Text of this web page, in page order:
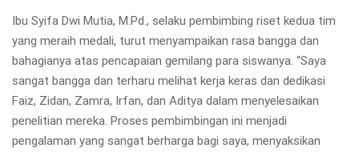
Ibu Syifa Dwi Mutia, M.Pd., selaku pembimbing riset kedua tim
yang meraih medali, turut menyampaikan rasa bangga dan
bahagianya atas pencapaian gemilang para siswanya. “Saya
sangat bangga dan terharu melihat kerja keras dan dedikasi
Faiz, Zidan, Zamra, Irfan, dan Aditya dalam menyelesaikan
penelitian mereka. Proses pembimbingan ini menjadi
pengalaman yang sangat berharga bagi saya, menyaksikan